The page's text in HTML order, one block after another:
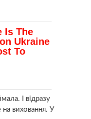
І відразу
виховання. У